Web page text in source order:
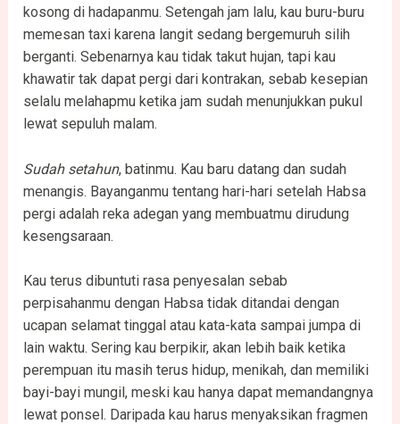
kosong di hadapanmu. Setengah jam lalu, kau buru-buru
memesan taxi karena langit sedang bergemuruh silih
berganti. Sebenarnya kau tidak takut hujan, tapi kau
khawatir tak dapat pergi dari kontrakan, sebab kesepian
selalu melahapmu ketika jam sudah menunjukkan pukul
lewat sepuluh malam.
Sudah setahun, batinmu. Kau baru datang dan sudah
menangis. Bayanganmu tentang hari-hari setelah Habsa
pergi adalah reka adegan yang membuatmu dirudung
kesengsaraan.
Kau terus dibuntuti rasa penyesalan sebab
perpisahanmu dengan Habsa tidak ditandai dengan
ucapan selamat tinggal atau kata-kata sampai jumpa di
lain waktu. Sering kau berpikir, akan lebih baik ketika
perempuan itu masih terus hidup, menikah, dan memiliki
bayi-bayi mungil, meski kau hanya dapat memandangnya
lewat ponsel. Daripada kau harus menyaksikan fragmen